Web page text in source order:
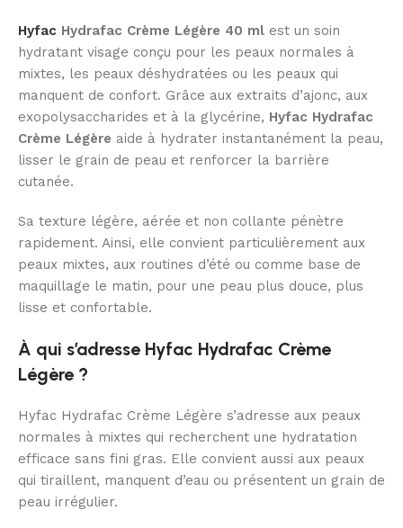
Hyfac Hydrafac Crème Légère 40 ml est un soin
hydratant visage conçu pour les peaux normales à
mixtes, les peaux déshydratées ou les peaux qui
manquent de confort. Grâce aux extraits d’ajonc, aux
exopolysaccharides et à la glycérine, Hyfac Hydrafac
Crème Légère aide à hydrater instantanément la peau,
lisser le grain de peau et renforcer la barrière
cutanée.
Sa texture légère, aérée et non collante pénètre
rapidement. Ainsi, elle convient particulièrement aux
peaux mixtes, aux routines d’été ou comme base de
maquillage le matin, pour une peau plus douce, plus
lisse et confortable.
À qui s’adresse Hyfac Hydrafac Crème
Légère ?
Hyfac Hydrafac Crème Légère s’adresse aux peaux
normales à mixtes qui recherchent une hydratation
efficace sans fini gras. Elle convient aussi aux peaux
qui tiraillent, manquent d’eau ou présentent un grain de
peau irrégulier.